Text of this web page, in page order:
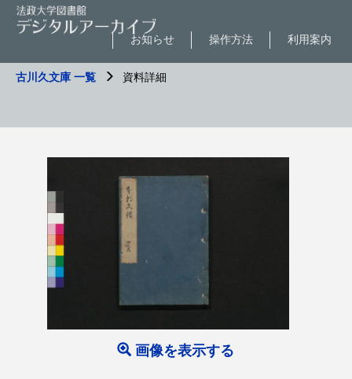
利用案内
操作方法
お知らせ
古川久文庫 一覧 資料詳細
画像を表示する